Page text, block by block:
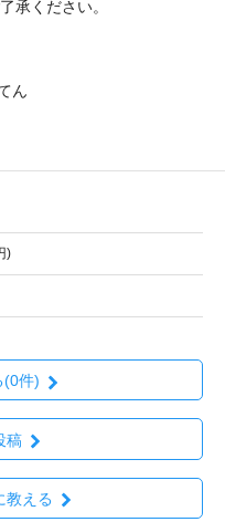
承ください。
ん
)
(0件)
稿
教える